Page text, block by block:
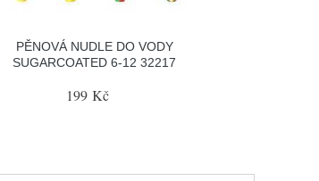
PĚNOVÁ NUDLE DO VODY
SUGARCOATED 6-12 32217
199 Kč